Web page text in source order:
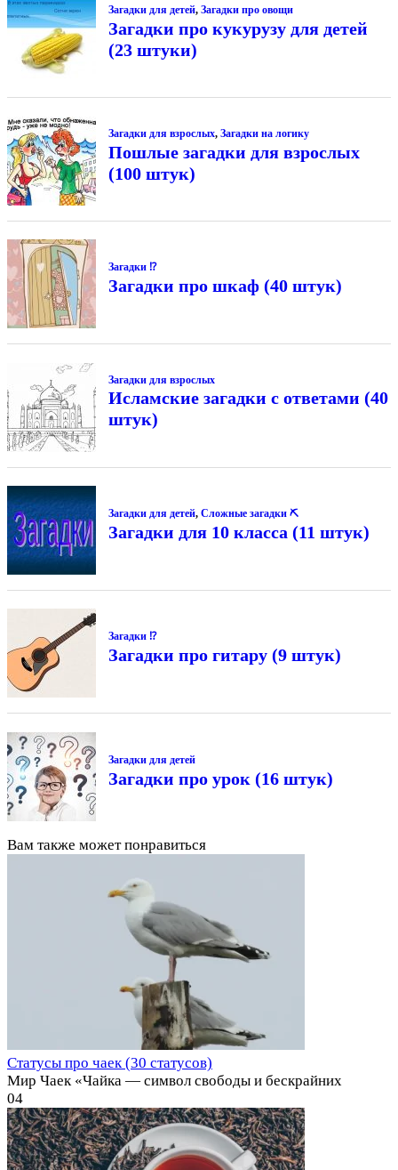
Загадки для детей, Загадки про овощи
Загадки про кукурузу для детей
(23 штуки)
Загадки для взрослых, Загадки на логику
Пошлые загадки для взрослых
(100 штук)
Загадки ⁉
Загадки про шкаф (40 штук)
Загадки для взрослых
Исламские загадки с ответами (40
штук)
Загадки для детей, Сложные загадки ⛏
Загадки для 10 класса (11 штук)
Загадки ⁉
Загадки про гитару (9 штук)
Загадки для детей
Загадки про урок (16 штук)
Вам также может понравиться
Статусы про чаек (30 статусов)
Мир Чаек «Чайка — символ свободы и бескрайних
04